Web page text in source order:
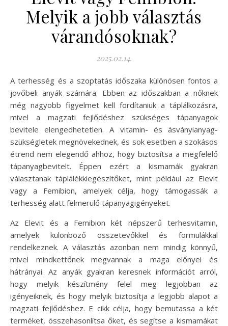
Melyik a jobb választás
várandósoknak?
2025.02.14.
A terhesség és a szoptatás időszaka különösen fontos a
jövőbeli anyák számára. Ebben az időszakban a nőknek
még nagyobb figyelmet kell fordítaniuk a táplálkozásra,
mivel a magzati fejlődéshez szükséges tápanyagok
bevitele elengedhetetlen. A vitamin- és ásványianyag-
szükségletek megnövekednek, és sok esetben a szokásos
étrend nem elegendő ahhoz, hogy biztosítsa a megfelelő
tápanyagbevitelt. Éppen ezért a kismamák gyakran
választanak táplálékkiegészítőket, mint például az Elevit
vagy a Femibion, amelyek célja, hogy támogassák a
terhesség alatt felmerülő tápanyagigényeket.
Az Elevit és a Femibion két népszerű terhesvitamin,
amelyek különböző összetevőkkel és formulákkal
rendelkeznek. A választás azonban nem mindig könnyű,
mivel mindkettőnek megvannak a maga előnyei és
hátrányai. Az anyák gyakran keresnek információt arról,
hogy melyik készítmény felel meg legjobban az
igényeiknek, és hogy melyik biztosítja a legjobb alapot a
magzati fejlődéshez. E cikk célja, hogy bemutassa a két
terméket, összehasonlítsa őket, és segítse a kismamákat